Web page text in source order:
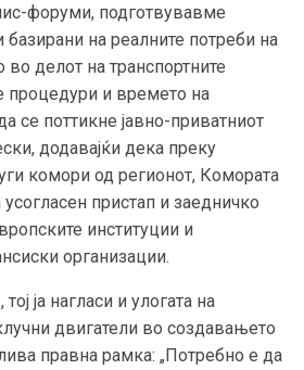
форуми, подготвувавме
на реалните потреби на
делот на транспортните
процедури и времето на
се поттикне јавно-приватниот
додавајќи дека преку
комори од регионот, Комората
пристап и заедничко
институции и
организации.
ја нагласи и улогата на
двигатели во создавањето
правна рамка: „Потребно е да